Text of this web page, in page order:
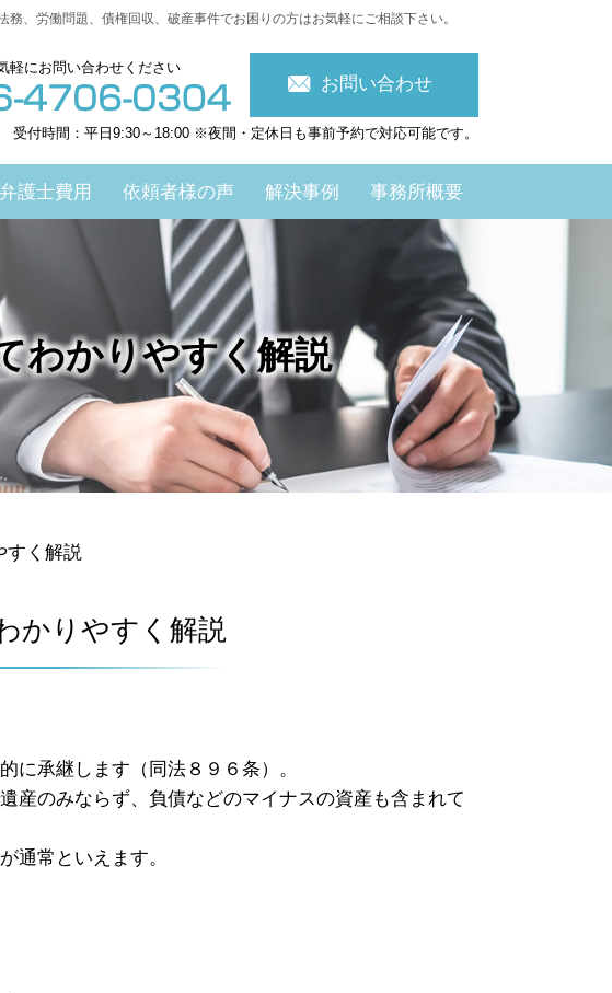
わかりやすく解説
、労働問題、債権回収、破産事件でお困りの方はお気軽にご相談下さい。
軽にお問い合わせください
お問い合わせ
受付時間：平日9:30～18:00 ※夜間・定休日も事前予約で対応可能です。
弁護士費用 依頼者様の声 解決事例 事務所概要
すく解説
かりやすく解説
に承継します（同法８９６条）。
産のみならず、負債などのマイナスの資産も含まれて
通常といえます。